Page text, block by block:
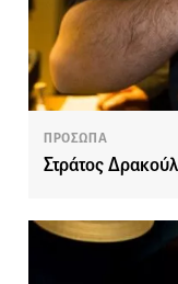
ΠΡΟΣΩΠΑ
Στράτος